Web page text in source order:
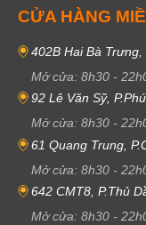
CỬA HÀNG
402B Hai Bà
Mở cửa: 8h30 -
92 Lê Văn Sỹ,
Mở cửa: 8h30 -
61 Quang Trung,
Mở cửa: 8h30 -
642 CMT8, P.Thủ
Mở cửa: 8h30 -